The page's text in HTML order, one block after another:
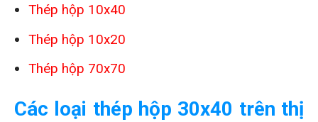
Thép hộp 10x40
Thép hộp 10x20
Thép hộp 70x70
Các loại thép hộp 30x40 trên thị